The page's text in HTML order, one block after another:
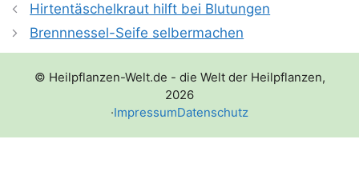
Hirtentäschelkraut hilft bei Blutungen
Brennnessel-Seife selbermachen
© Heilpflanzen-Welt.de - die Welt der Heilpflanzen,
2026
·ImpressumDatenschutz